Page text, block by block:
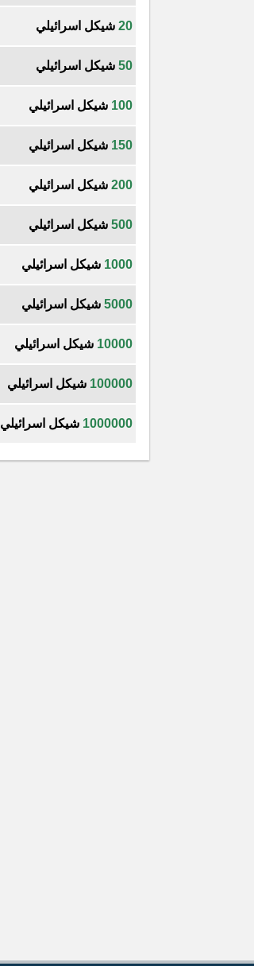
20 شيكل اسرائيلي
50 شيكل اسرائيلي
100 شيكل اسرائيلي
150 شيكل اسرائيلي
200 شيكل اسرائيلي
500 شيكل اسرائيلي
1000 شيكل اسرائيلي
5000 شيكل اسرائيلي
10000 شيكل اسرائيلي
100000 شيكل اسرائيلي
1000000 شيكل اسرائيلي